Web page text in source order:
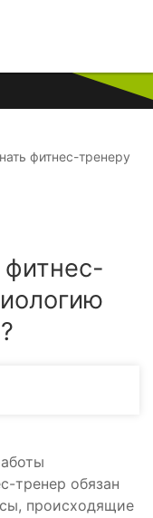
фитнес-тренеру
фитнес-
тренер обязан
происходящие